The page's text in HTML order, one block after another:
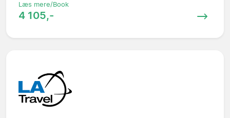
Læs mere/Book
4 105,-